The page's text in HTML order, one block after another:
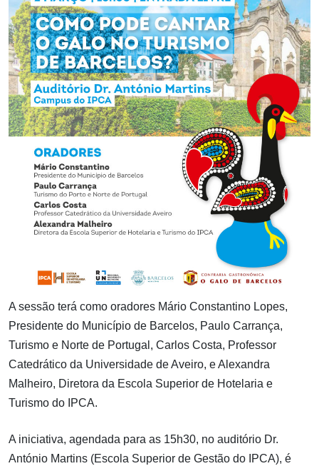
A sessão terá como oradores Mário Constantino Lopes,
Presidente do Município de Barcelos, Paulo Carrança,
Turismo e Norte de Portugal, Carlos Costa, Professor
Catedrático da Universidade de Aveiro, e Alexandra
Malheiro, Diretora da Escola Superior de Hotelaria e
Turismo do IPCA.
A iniciativa, agendada para as 15h30, no auditório Dr.
António Martins (Escola Superior de Gestão do IPCA), é